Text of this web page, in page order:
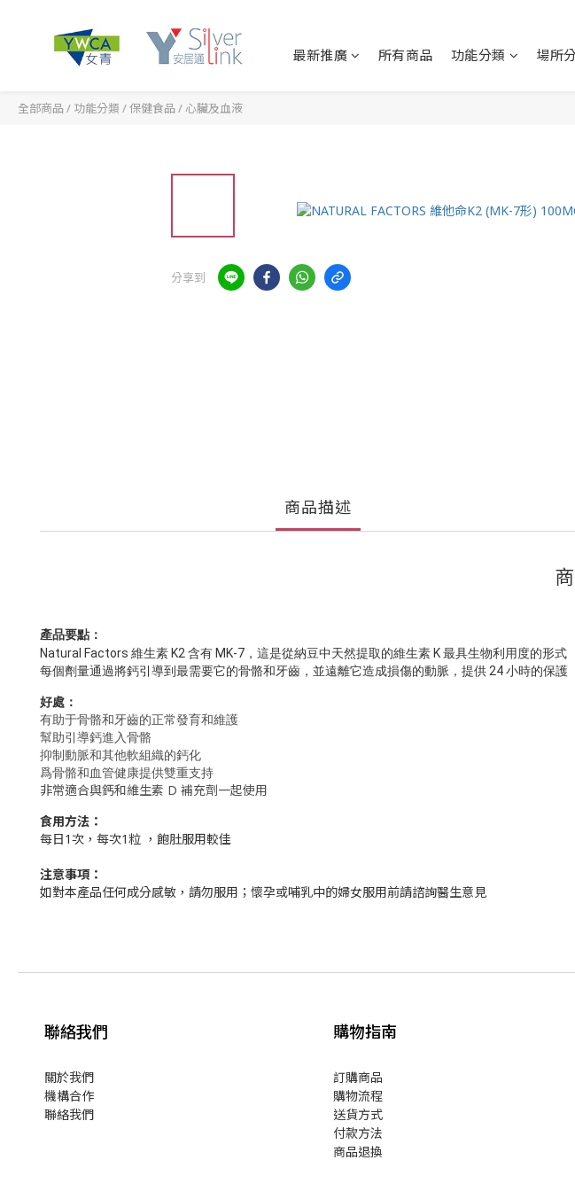
最新推廣 所有商品 功能分類 場所
全部商品 / 功能分類 /保健食品 / 心臟及血液
分享到
商品描述
產品要點：
Natural Factors 維生素 K2 含有 MK-7，這是從納豆中天然提取的維生素 K 最具生物利用度的形式
每個劑量通過將鈣引導到最需要它的骨骼和牙齒，並遠離它造成損傷的動脈，提供 24 小時的保護
好處：
有助于骨骼和牙齒的正常發育和維護
幫助引導鈣進入骨骼
抑制動脈和其他軟組織的鈣化
爲骨骼和血管健康提供雙重支持
非常適合與鈣和維生素 D 補充劑一起使用
食用方法：
每日1次，每次1粒 ，飽肚服用較佳
注意事項：
如對本產品任何成分感敏，請勿服用；懷孕或哺乳中的婦女服用前請諮詢醫生意見
聯絡我們
關於我們
機構合作
聯絡我們
購物指南
訂購商品
購物流程
送貨方式
付款方法
商品退換